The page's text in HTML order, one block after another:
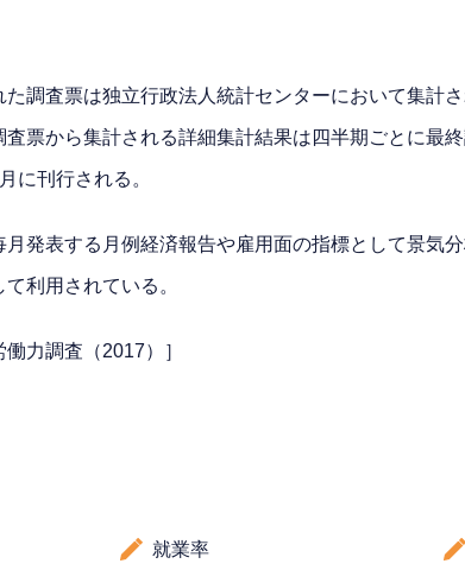
調査票は独立行政法人統計センターにおいて集計
査票から集計される詳細集計結果は四半期ごとに
に刊行される。
発表する月例経済報告や雇用面の指標として景気
利用されている。
力調査（2017）］
就業率